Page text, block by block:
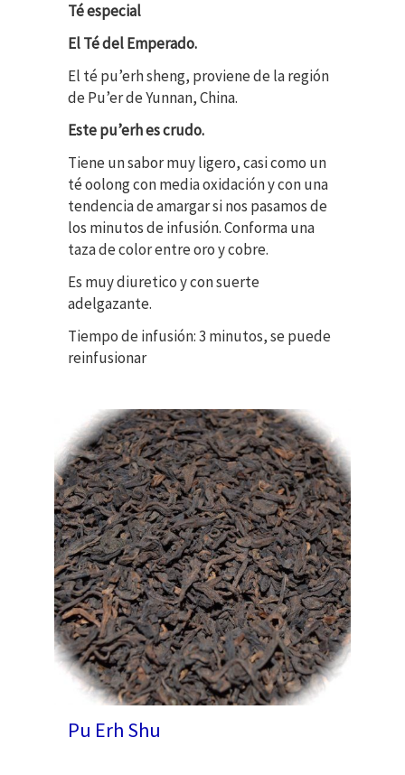
Té especial
El Té del Emperado.
El té pu’erh sheng, proviene de la región
de Pu’er de Yunnan, China.
Este pu’erh es crudo.
Tiene un sabor muy ligero, casi como un
té oolong con media oxidación y con una
tendencia de amargar si nos pasamos de
los minutos de infusión. Conforma una
taza de color entre oro y cobre.
Es muy diuretico y con suerte
adelgazante.
Tiempo de infusión: 3 minutos, se puede
reinfusionar
Pu Erh Shu